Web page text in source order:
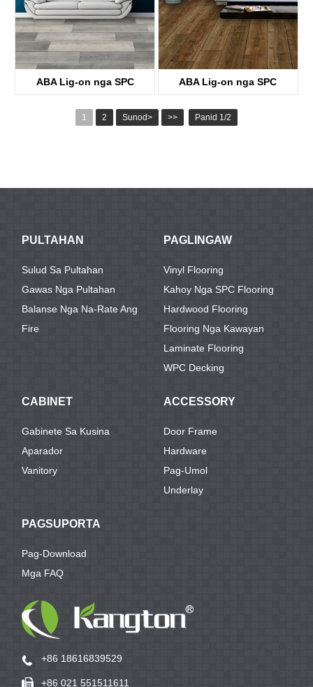
ABA Lig-on nga SPC ABA Lig-on nga SPC
1 2 Sunod> >> Panid 1/2
PULTAHAN
Sulud Sa Pultahan
Gawas Nga Pultahan
Balanse Nga Na-Rate Ang
Fire
PAGLINGAW
Vinyl Flooring
Kahoy Nga SPC Flooring
Hardwood Flooring
Flooring Nga Kawayan
Laminate Flooring
WPC Decking
CABINET
Gabinete Sa Kusina
Aparador
Vanitory
ACCESSORY
Door Frame
Hardware
Pag-Umol
Underlay
PAGSUPORTA
Pag-Download
Mga FAQ
+86 18616839529
+86 021 551511611